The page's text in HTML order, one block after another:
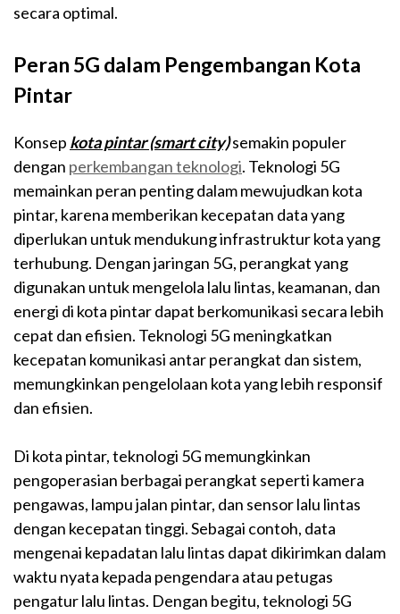
secara optimal.
Peran 5G dalam Pengembangan Kota
Pintar
Konsep kota pintar (smart city)semakin populer
dengan perkembangan teknologi. Teknologi 5G
memainkan peran penting dalam mewujudkan kota
pintar, karena memberikan kecepatan data yang
diperlukan untuk mendukung infrastruktur kota yang
terhubung. Dengan jaringan 5G, perangkat yang
digunakan untuk mengelola lalu lintas, keamanan, dan
energi di kota pintar dapat berkomunikasi secara lebih
cepat dan efisien. Teknologi 5G meningkatkan
kecepatan komunikasi antar perangkat dan sistem,
memungkinkan pengelolaan kota yang lebih responsif
dan efisien.
Di kota pintar, teknologi 5G memungkinkan
pengoperasian berbagai perangkat seperti kamera
pengawas, lampu jalan pintar, dan sensor lalu lintas
dengan kecepatan tinggi. Sebagai contoh, data
mengenai kepadatan lalu lintas dapat dikirimkan dalam
waktu nyata kepada pengendara atau petugas
pengatur lalu lintas. Dengan begitu, teknologi 5G